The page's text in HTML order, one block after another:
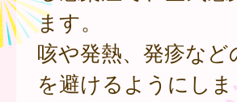
ます。
咳や発熱、発疹な
を避けるようにし